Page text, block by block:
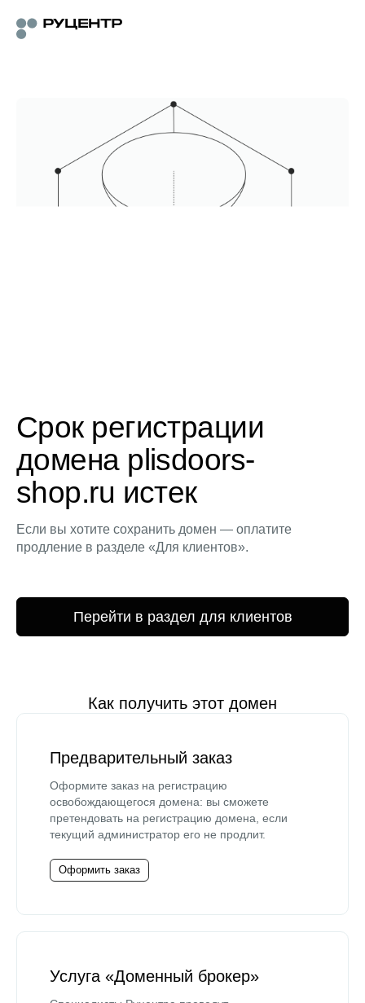
Срок регистрации
домена plisdoors-
shop.ru истек
Если вы хотите сохранить домен — оплатите
продление в разделе «Для клиентов».
Перейти в раздел для клиентов
Как получить этот домен
Предварительный заказ
Оформите заказ на регистрацию
освобождающегося домена: вы сможете
претендовать на регистрацию домена, если
текущий администратор его не продлит.
Оформить заказ
Услуга «Доменный брокер»